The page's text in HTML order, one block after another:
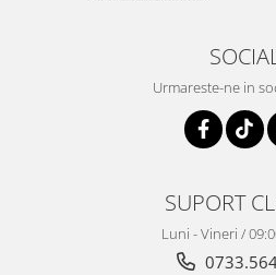
Urmareste-ne in
SUPORT
Luni - Vineri /